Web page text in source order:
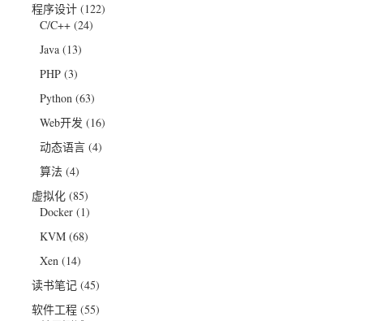
程序设计(122)
C/C++(24)
Java(13)
PHP(3)
Python(63)
Web开发 (16)
动态语言(4)
算法(4)
虚拟化(85)
Docker(1)
KVM(68)
Xen(14)
读书笔记(45)
软件工程(55)